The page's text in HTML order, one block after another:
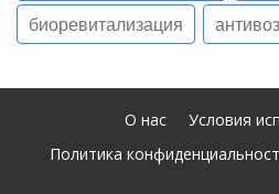
биоревитализация
О нас
Условия
Политика